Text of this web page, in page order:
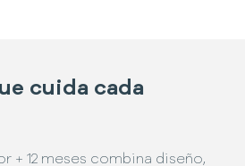
cuida cada
+ 12 meses combina diseño,